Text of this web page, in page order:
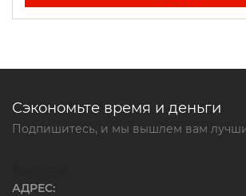
Сэкономьте время и деньги
Подпишитесь, и мы вышлем вам
АДРЕС: